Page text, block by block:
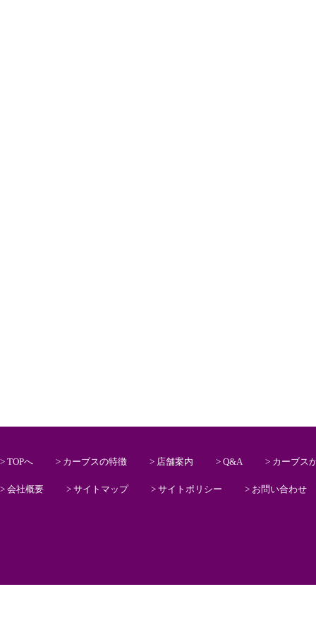
> TOPへ > カーブスの特徴 > 店舗案内 > Q&A > カーブス
> 会社概要 > サイトマップ > サイトポリシー > お問い合わせ